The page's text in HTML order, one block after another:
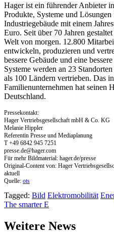
Hager ist ein führender Anbieter
Produkte, Systeme und
Industriegebäude mit einem
Euro. Seit über 70 Jahren
Welt von morgen. 12.800
entwickeln, produzieren und
bessere Gebäude und eine
Systeme werden an 23
als 100 Ländern vertrieben. Das
Familienunternehmen hat seinen
Deutschland.
Pressekontakt:
Hager Vertriebsgesellschaft mbH & Co. KG
Melanie Hippler
Referentin Presse und Mediaplanung
T +49 6842 945 7251
presse.de@hager.com
Für mehr Bildmaterial: hager.de/presse
Original-Content von: Hager
aktuell
Quelle: ots
Tagged: Bild Elektromobilität
The smarter E
Weitere News